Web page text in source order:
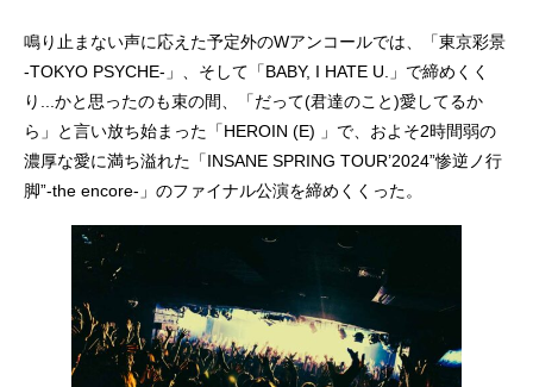
鳴り止まない声に応えた予定外のWアンコールでは、「東京彩景
-TOKYO PSYCHE-」、そして「BABY, I HATE U.」で締めくく
り...かと思ったのも束の間、「だって(君達のこと)愛してるか
ら」と言い放ち始まった「HEROIN (E) 」で、およそ2時間弱の
濃厚な愛に満ち溢れた「INSANE SPRING TOUR’2024”惨逆ノ行
脚”-the encore-」のファイナル公演を締めくくった。